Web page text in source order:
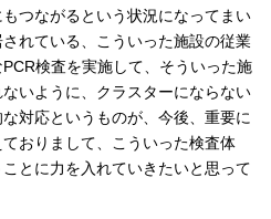
つながるという状況になってまい
れている、こういった施設の従業
検査を実施して、そういった施
いように、クラスターにならない
対応というものが、今後、重要に
おりまして、こういった検査体
とに力を入れていきたいと思って